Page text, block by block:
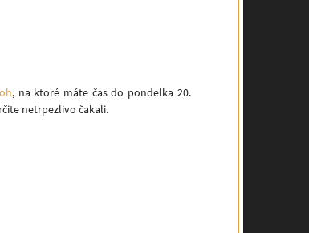
, na ktoré máte čas do pondelka 20.
netrpezlivo čakali.